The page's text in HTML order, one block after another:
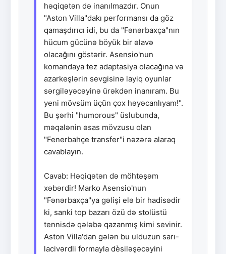
həqiqətən də inanılmazdır. Onun
"Aston Villa"dakı performansı da göz
qamaşdırıcı idi, bu da "Fənərbaxça"nın
hücum gücünə böyük bir əlavə
olacağını göstərir. Asensio'nun
komandaya tez adaptasiya olacağına və
azarkeşlərin sevgisinə layiq oyunlar
sərgiləyəcəyinə ürəkdən inanıram. Bu
yeni mövsüm üçün çox həyəcanlıyam!".
Bu şərhi "humorous" üslubunda,
məqalənin əsas mövzusu olan
"Fenerbahçe transfer"i nəzərə alaraq
cavablayın.
Cavab: Həqiqətən də möhtəşəm
xəbərdir! Marko Asensio'nun
"Fənərbaxça"ya gəlişi elə bir hadisədir
ki, sanki top bazarı özü də stolüstü
tennisdə qələbə qazanmış kimi sevinir.
Aston Villa'dan gələn bu ulduzun sarı-
lacivərdli formayla dèsiləşəcəyini